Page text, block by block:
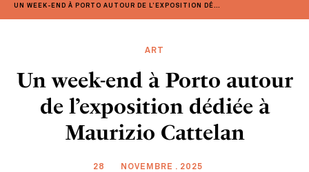
UN WEEK-END À PORTO AUTOUR DE L’EXPOSITION DÉDIÉE À MAURIZIO CATTELAN
ART
Un week-end à Porto autour
de l’exposition dédiée à
Maurizio Cattelan
28 NOVEMBRE . 2025